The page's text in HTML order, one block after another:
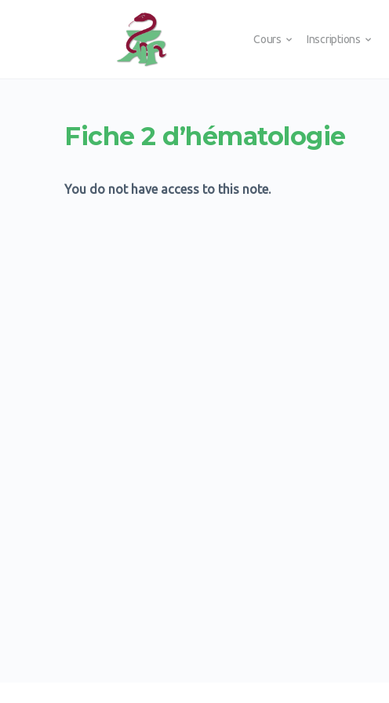
Cours Inscriptions
Fiche 2 d’hématologie
You do not have access to this note.